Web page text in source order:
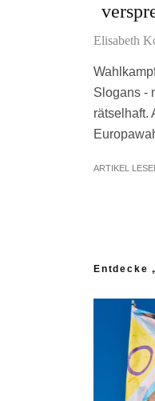
Elisabeth
Slogans -
rätselhaft.
ARTIKEL
Entdecke